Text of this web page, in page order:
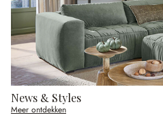
News & Styles
Meer ontdekken